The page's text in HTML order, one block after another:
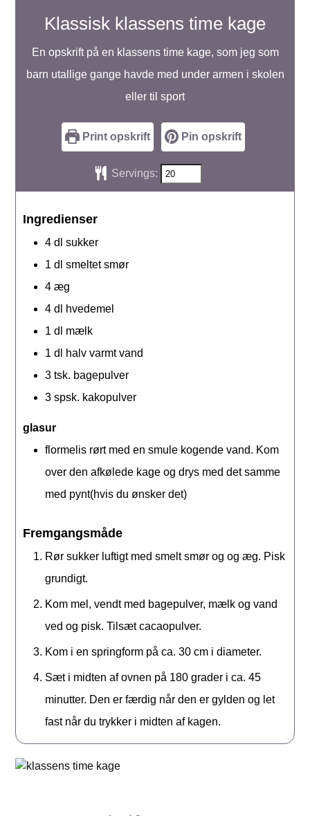
Klassisk klassens time kage
En opskrift på en klassens time kage, som jeg som
barn utallige gange havde med under armen i skolen
eller til sport
Print opskrift Pin opskrift
Servings:
Ingredienser
4 dl
sukker
1 dl
smeltet smør
4 æg
4 dl
hvedemel
1 dl
mælk
1 dl
halv varmt vand
3 tsk. bagepulver
3 spsk. kakopulver
glasur
flormelis rørt med en smule kogende vand. Kom
over den afkølede kage og drys med det samme
med pynt(hvis du ønsker det)
Fremgangsmåde
Rør sukker luftigt med smelt smør og og æg. Pisk
grundigt.
Kom mel, vendt med bagepulver, mælk og vand
ved og pisk. Tilsæt cacaopulver.
Kom i en springform på ca. 30 cm i diameter.
Sæt i midten af ovnen på 180 grader i ca. 45
minutter. Den er færdig når den er gylden og let
fast når du trykker i midten af kagen.